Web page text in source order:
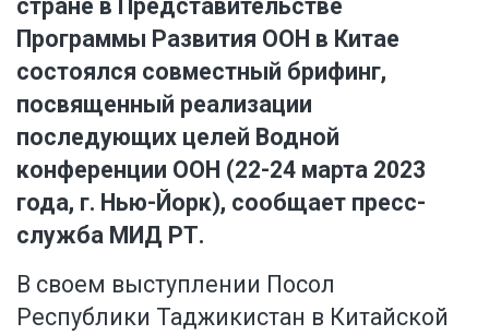
стране в Представительстве
Программы Развития ООН в Китае
состоялся совместный брифинг,
посвященный реализации
последующих целей Водной
конференции ООН (22-24 марта 2023
года, г. Нью-Йорк), сообщает пресс-
служба МИД РТ.
В своем выступлении Посол
Республики Таджикистан в Китайской